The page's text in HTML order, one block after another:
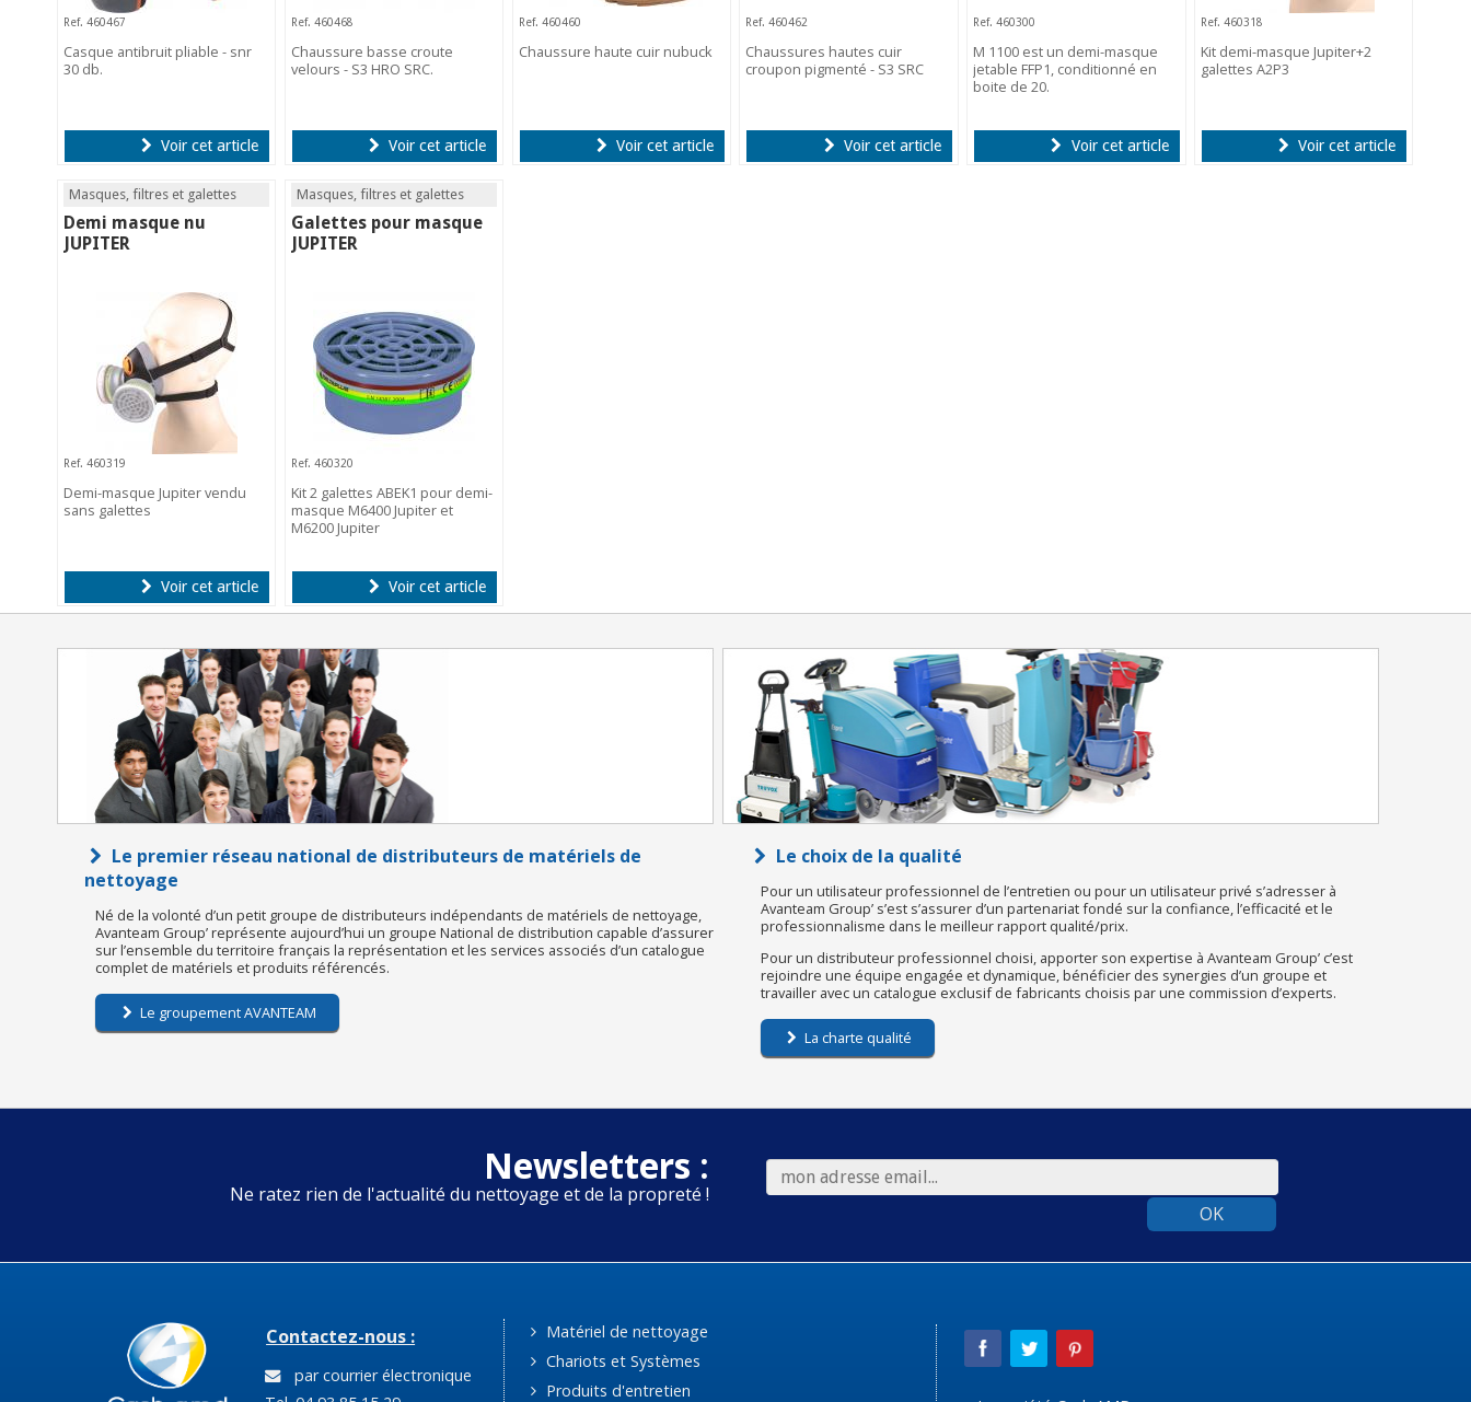
Ref. 460467
Casque antibruit pliable - snr
30 db.
Voir cet article
Ref. 460468
Chaussure basse croute
velours - S3 HRO SRC.
Voir cet article
Ref. 460460
Chaussure haute cuir nubuck
Voir cet article
Ref. 460462
Chaussures hautes cuir
croupon pigmenté - S3 SRC
Voir cet article
Ref. 460300
M 1100 est un demi-masque
jetable FFP1, conditionné en
boite de 20.
Voir cet article
Ref. 460318
Kit demi-masque Jupiter+2
galettes A2P3
Voir cet article
Masques, filtres et galettes
Demi masque nu
JUPITER
Ref. 460319
Demi-masque Jupiter vendu
sans galettes
Voir cet article
Masques, filtres et galettes
Galettes pour masque
JUPITER
Ref. 460320
Kit 2 galettes ABEK1 pour demi-
masque M6400 Jupiter et
M6200 Jupiter
Voir cet article
Le premier réseau national de distributeurs de matériels de
nettoyage
Né de la volonté d’un petit groupe de distributeurs indépendants de matériels de nettoyage,
Avanteam Group’ représente aujourd’hui un groupe National de distribution capable d’assurer
sur l’ensemble du territoire français la représentation et les services associés d’un catalogue
complet de matériels et produits référencés.
Le groupement AVANTEAM
Le choix de la qualité
Pour un utilisateur professionnel de l’entretien ou pour un utilisateur privé s’adresser à
Avanteam Group’ s’est s’assurer d’un partenariat fondé sur la confiance, l’efficacité et le
professionnalisme dans le meilleur rapport qualité/prix.
Pour un distributeur professionnel choisi, apporter son expertise à Avanteam Group’ c’est
rejoindre une équipe engagée et dynamique, bénéficier des synergies d’un groupe et
travailler avec un catalogue exclusif de fabricants choisis par une commission d’experts.
La charte qualité
Newsletters :
Ne ratez rien de l'actualité du nettoyage et de la propreté !
OK
Contactez-nous :
par courrier électronique
Matériel de nettoyage
Chariots et Systèmes
Produits d'entretien